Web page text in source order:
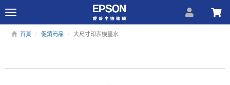
Toggle
navigation
首頁 促銷商品 大尺寸印表機墨水